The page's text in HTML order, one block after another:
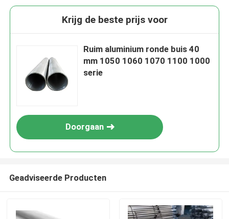
Krijg de beste prijs voor
Ruim aluminium ronde buis 40
mm 1050 1060 1070 1100 1000
serie
Doorgaan
Geadviseerde Producten